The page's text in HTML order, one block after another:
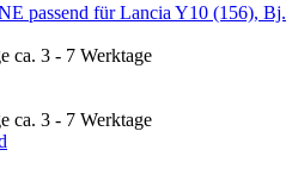
passend für Lancia Y10 (156), Bj.
ca. 3 - 7 Werktage
ca. 3 - 7 Werktage